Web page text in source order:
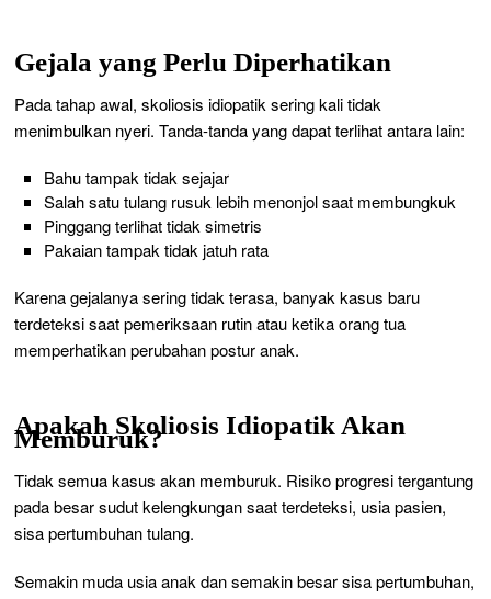
Gejala yang Perlu Diperhatikan
Pada tahap awal, skoliosis idiopatik sering kali tidak
menimbulkan nyeri. Tanda-tanda yang dapat terlihat antara lain:
Bahu tampak tidak sejajar
Salah satu tulang rusuk lebih menonjol saat membungkuk
Pinggang terlihat tidak simetris
Pakaian tampak tidak jatuh rata
Karena gejalanya sering tidak terasa, banyak kasus baru
terdeteksi saat pemeriksaan rutin atau ketika orang tua
memperhatikan perubahan postur anak.
Apakah Skoliosis Idiopatik Akan
Memburuk?
Tidak semua kasus akan memburuk. Risiko progresi tergantung
pada besar sudut kelengkungan saat terdeteksi, usia pasien,
sisa pertumbuhan tulang.
Semakin muda usia anak dan semakin besar sisa pertumbuhan,